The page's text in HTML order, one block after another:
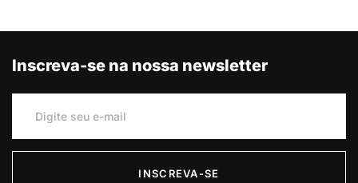
Inscreva-se na nossa newsletter
INSCREVA-SE